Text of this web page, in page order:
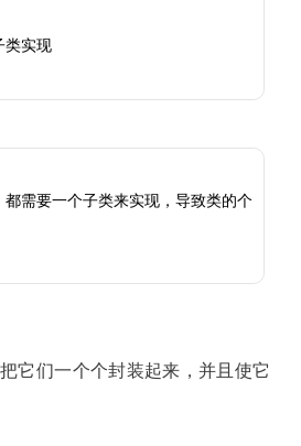
类实现
需要一个子类来实现，导致类的个
它们一个个封装起来，并且使它